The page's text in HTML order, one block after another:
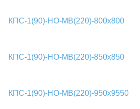
КПС-1(90)-НО-МВ(220)-800х800
КПС-1(90)-НО-МВ(220)-850х850
КПС-1(90)-НО-МВ(220)-950х9550